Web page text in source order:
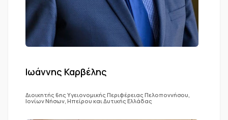
Ιωάννης Καρβέλης
Διοικητής 6ης Υγειονομικής Περιφέρειας Πελοποννήσου,
Ιονίων Νήσων, Ηπείρου και Δυτικής Ελλάδας